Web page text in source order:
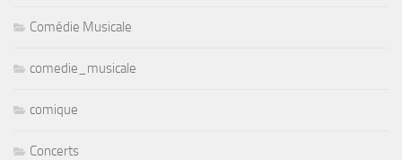
Comédie Musicale
comedie_musicale
comique
Concerts